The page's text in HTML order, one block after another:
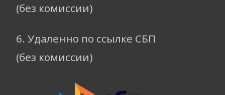
(без комиссии)
6. Удаленно по ссылке СБП
(без комиссии)